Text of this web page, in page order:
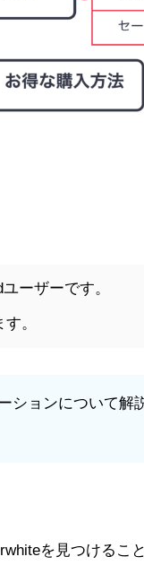
ーザーです。
。
ションについて解
を見つけるこ